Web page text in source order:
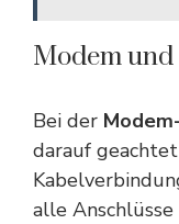
Modem
Bei der
darauf
alle